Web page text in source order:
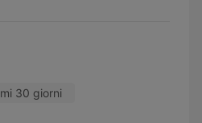
30 giorni